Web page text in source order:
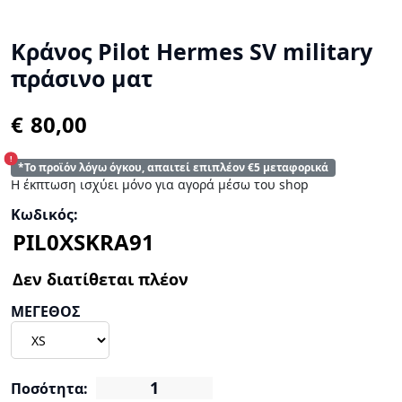
Κράνος Pilot Hermes SV military
πράσινο ματ
€
*Το προϊόν λόγω όγκου, απαιτεί επιπλέον €5 μεταφορικά
!
Η έκπτωση ισχύει μόνο για αγορά μέσω του shop
Κωδικός:
ΜΕΓΕΘΟΣ
Ποσότητα: